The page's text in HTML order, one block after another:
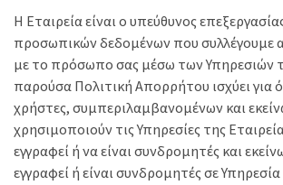
Η Εταιρεία είναι ο υπεύθυνος
προσωπικών δεδομένων που συλλέγουμε
με το πρόσωπο σας μέσω των Υπηρεσιών
παρούσα Πολιτική Απορρήτου ισχύει για
χρήστες, συμπεριλαμβανομένων και
χρησιμοποιούν τις Υπηρεσίες της
εγγραφεί ή να είναι συνδρομητές και
εγγραφεί ή είναι συνδρομητές σε Υπηρεσία